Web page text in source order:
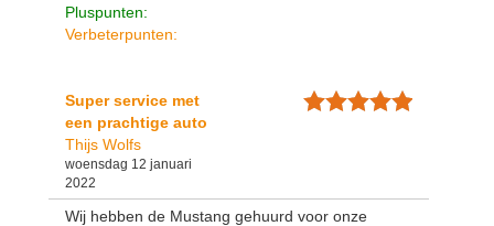
Pluspunten:
Verbeterpunten:
Super service met
een prachtige auto
Thijs Wolfs
woensdag 12 januari
2022
Wij hebben de Mustang gehuurd voor onze